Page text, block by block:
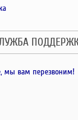
мы вам перезвоним!